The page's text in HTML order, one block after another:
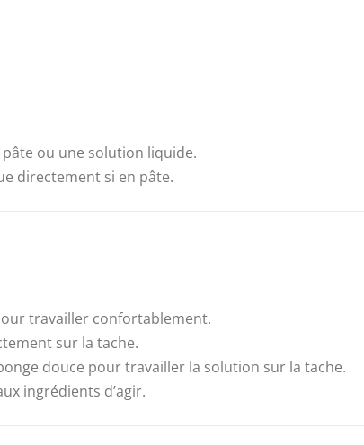
ou une solution liquide.
directement si en pâte.
travailler confortablement.
sur la tache.
douce pour travailler la solution sur la tache.
ingrédients d’agir.